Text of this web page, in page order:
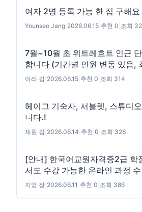
여자 2명 등록 가능 한 집 구해요
Younseo Jang 2026.06.15 추천 0 조회
7월~10월 초 위트레흐트 인근
합니다 (기간별 인원 변동 있음,
아라 김 2026.06.15 추천 0 조회 314
헤이그 기숙사, 서블렛, 스튜디
니다.!
재원 김 2026.06.14 추천 0 조회 326
[안내] 한국어교원자격증2급 학
서도 수강 가능한 온라인 과정
지영 장 2026.06.11 추천 0 조회 386